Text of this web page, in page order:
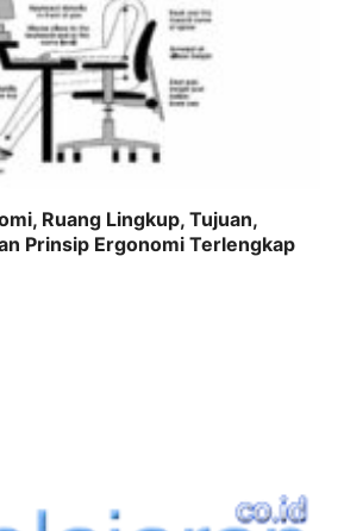
Ruang Lingkup, Tujuan,
Prinsip Ergonomi Terlengkap